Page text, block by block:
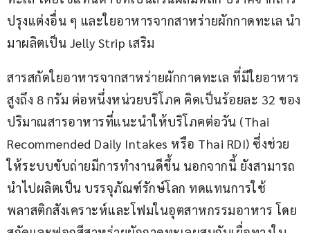
ปรุงแต่งอื่น ๆ และใยอาหารจากสาหร่ายผักกาดทะเล นำ
มาผลิตเป็น Jelly Strip เสริม
สารสกัดใยอาหารจากสาหร่ายผักกาดทะเล ที่มีใยอาหาร
สูงถึง 8 กรัม ต่อหนึ่งหน่วยบริโภค คิดเป็นร้อยละ 32 ของ
ปริมาณสารอาหารที่แนะนำให้บริโภคต่อวัน (Thai
Recommended Daily Intakes หรือ Thai RDI) ซึ่งช่วย
ให้ระบบขับถ่ายมีการทำงานดีขึ้น นอกจากนี้ ยังสามารถ
นำไปผลิตเป็น บรรจุภัณฑ์รักษ์โลก ทดแทนการใช้
พลาสติกสังเคราะห์และโฟมในอุตสาหกรรมอาหาร โดย